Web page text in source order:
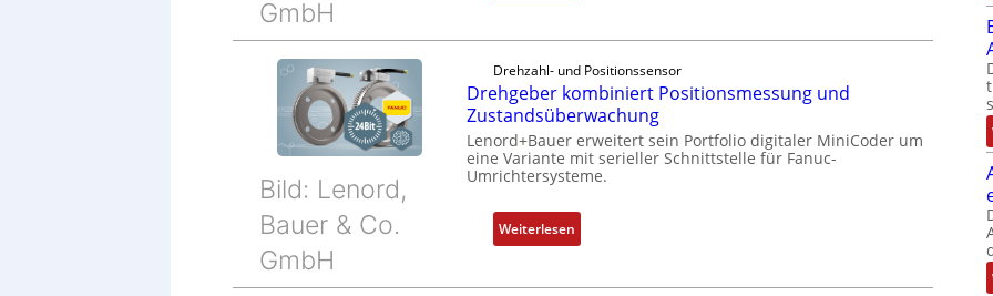
GmbH
D
h
g
e
b
e
k
o
b
Bild: Lenord,
Bauer & Co.
GmbH
Drehzahl- und Positionssensor
Drehgeber kombiniert Positionsmessung und
Zustandsüberwachung
Lenord+Bauer erweitert sein Portfolio digitaler MiniCoder um
eine Variante mit serieller Schnittstelle für Fanuc-
Umrichtersysteme.
Weiterlesen:
D